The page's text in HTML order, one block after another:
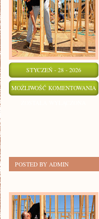
STYCZEŃ - 28 - 2026
MOŻLIWOŚĆ KOMENTOWANIA
POSTED BY ADMIN